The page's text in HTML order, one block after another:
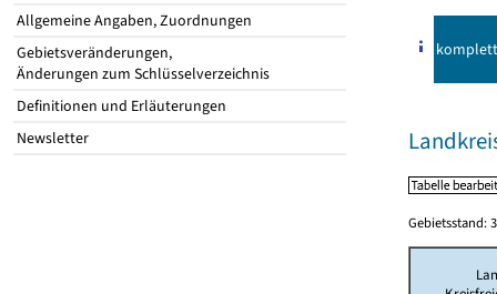
Allgemeine Angaben, Zuordnungen
Gebietsveränderungen,
Änderungen zum Schlüsselverzeichnis
Definitionen und Erläuterungen
Newsletter
komplett
Gebietsstand: